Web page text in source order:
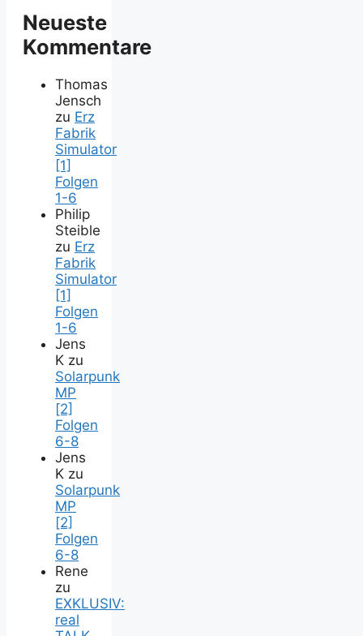
Neueste
Kommentare
Thomas
Jensch
zu Erz
Fabrik
Simulator
[1]
Folgen
1-6
Philip
Steible
zu Erz
Fabrik
Simulator
[1]
Folgen
1-6
Jens
K zu
Solarpunk
MP
[2]
Folgen
6-8
Jens
K zu
Solarpunk
MP
[2]
Folgen
6-8
Rene
zu
EXKLUSIV:
real